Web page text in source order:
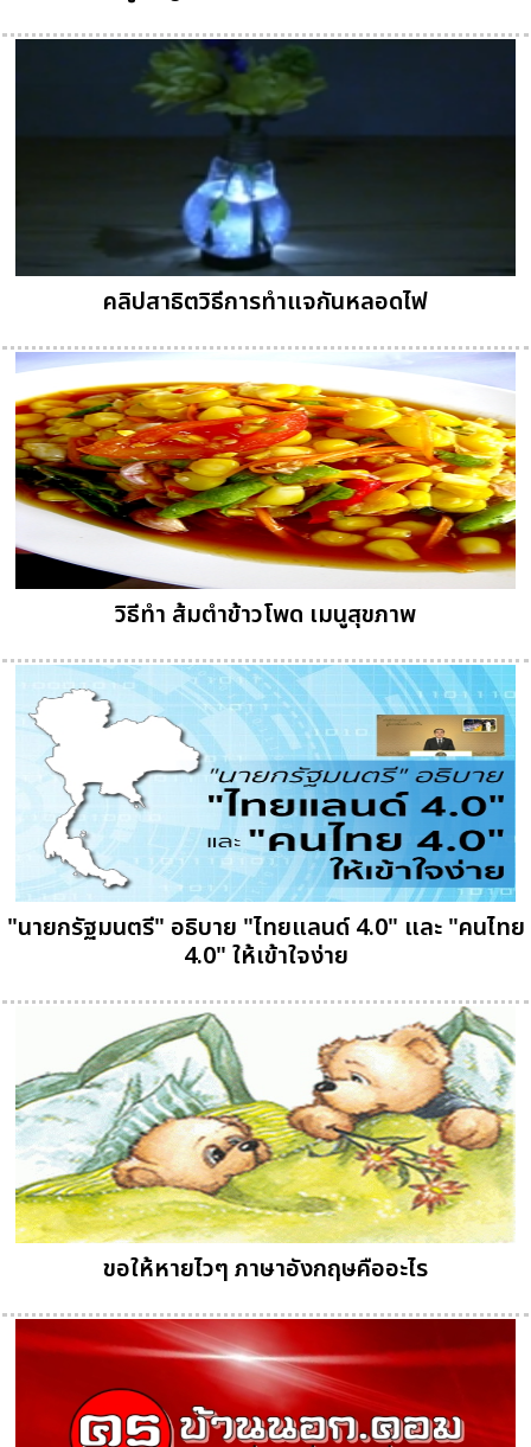
คลิปสาธิตวิธีการทำแจกันหลอดไฟ
วิธีทำ ส้มตำข้าวโพด เมนูสุขภาพ
"นายกรัฐมนตรี" อธิบาย "ไทยแลนด์ 4.0" และ "คนไทย
4.0" ให้เข้าใจง่าย
ขอให้หายไวๆ ภาษาอังกฤษคืออะไร